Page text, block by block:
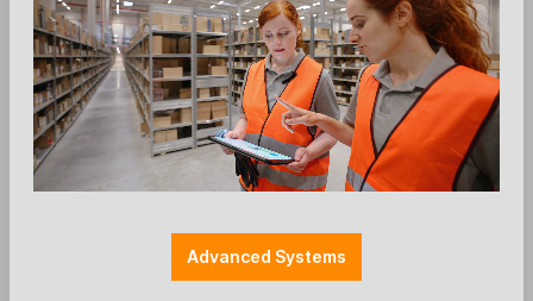
SpacePole Kiosk - Abdeckung Drucker
- schwarz
SpacePole Self-Service Kiosk™ (2. Gen.)
Abdeckung für Center-Modul - Drucker
Advanced Systems